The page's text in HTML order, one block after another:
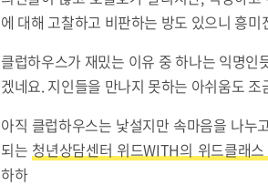
에 대해 고찰하고 비판하는 방도 있으니 흥
클럽하우스가 재밌는 이유 중 하나는 익명
겠네요. 지인들을 만나지 못하는 아쉬움도
아직 클럽하우스는 낯설지만 속마음을 나
되는 청년상담센터 위드WITH의 위드클래
하하